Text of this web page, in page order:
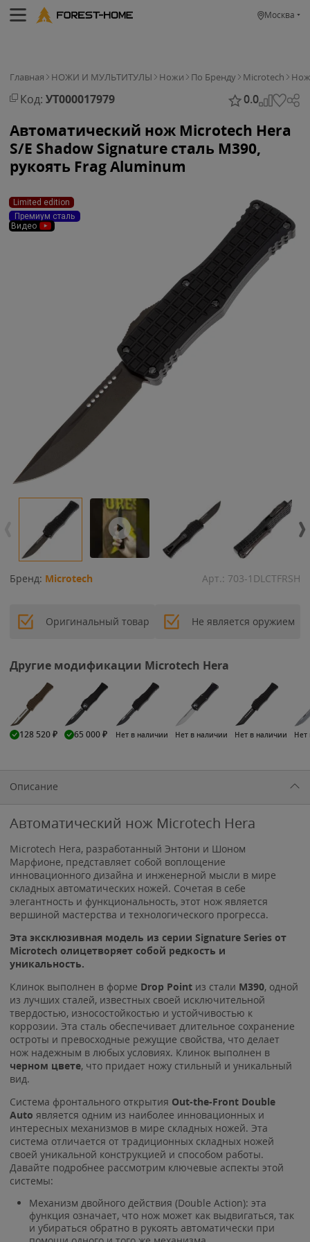
Москва
Главная НОЖИ И МУЛЬТИТУЛЫ Ножи По Бренду Microtech Нож
Код: УТ000017979 0.0
Автоматический нож Microtech Hera
S/E Shadow Signature сталь M390,
рукоять Frag Aluminum
Limited edition
Премиум сталь
Видео
Бренд: Microtech Арт.: 703-1DLCTFRSH
Оригинальный товар Не является оружием
Другие модификации Microtech Hera
128 520₽ 65 000₽ Нет в наличии Нет в наличии Нет в наличии Нет
Описание
Автоматический нож Microtech Hera
Microtech Hera, разработанный Энтони и Шоном
Марфионе, представляет собой воплощение
инновационного дизайна и инженерной мысли в мире
складных автоматических ножей. Сочетая в себе
элегантность и функциональность, этот нож является
вершиной мастерства и технологического прогресса.
Эта эксклюзивная модель из серии Signature Series от
Microtech олицетворяет собой редкость и
уникальность.
Клинок выполнен в форме Drop Point из стали M390, одной
из лучших сталей, известных своей исключительной
твердостью, износостойкостью и устойчивостью к
коррозии. Эта сталь обеспечивает длительное сохранение
остроты и превосходные режущие свойства, что делает
нож надежным в любых условиях. Клинок выполнен в
черном цвете, что придает ножу стильный и уникальный
вид.
Система фронтального открытия Out-the-Front Double
Auto является одним из наиболее инновационных и
интересных механизмов в мире складных ножей. Эта
система отличается от традиционных складных ножей
своей уникальной конструкцией и способом работы.
Давайте подробнее рассмотрим ключевые аспекты этой
системы:
Механизм двойного действия (Double Action): эта
функция означает, что нож может как выдвигаться, так
и убираться обратно в рукоять автоматически при